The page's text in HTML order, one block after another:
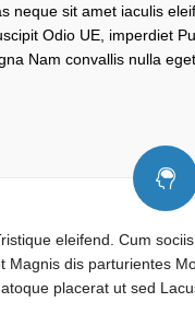
neque sit amet iaculis
Odio UE, imperdiet
Nam convallis nulla
eleifend. Cum
Magnis dis parturientes
placerat ut sed